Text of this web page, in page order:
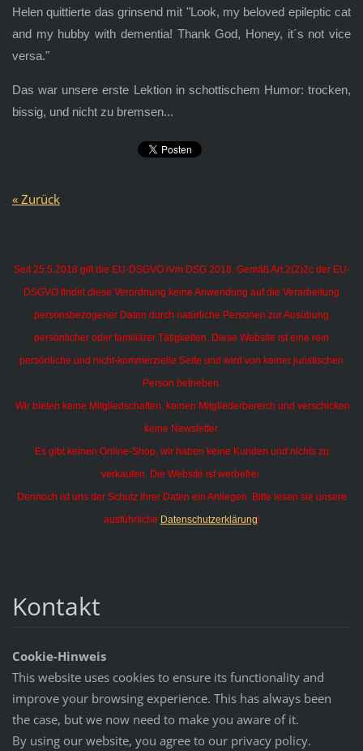
Helen quittierte das grinsend mit "Look, my beloved epileptic cat
and my hubby with dementia! Thank God, Honey, it´s not vice
versa."
Das war unsere erste Lektion in schottischem Humor: trocken,
bissig, und nicht zu bremsen...
« Zurück
Seit 25.5.2018 gilt die EU-DSGVO iVm DSG 2018. Gemäß Art.2(2)2c der EU-
DSGVO findet diese Verordnung keine Anwendung auf die Verarbeitung
personsbezogener Daten durch natürliche Personen zur Ausübung
persönlicher oder familiärer Tätigkeiten. Diese Website ist eine rein
persönliche und nicht-kommerzielle Seite und wird von keiner juristischen
Person betrieben.
Wir bieten keine Mitgliedschaften, keinen Mitgliederbereich und verschicken
keine Newsletter.
Es gibt keinen Online-Shop, wir haben keine Kunden und nichts zu
verkaufen. Die Website ist werbefrei.
Dennoch ist uns der Schutz ihrer Daten ein Anliegen. Bitte lesen sie unsere
ausführliche Datenschutzerklärung!
Kontakt
Cookie-Hinweis
This website uses cookies to ensure its functionality and
improve your browsing experience. This has always been
the case, but we now need to make you aware of it.
By using our website, you agree to our privacy policy.